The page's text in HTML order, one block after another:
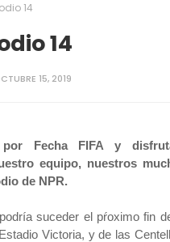
14
14
15, 2019
Fecha FIFA y
equipo, nuestros
de NPR.
suceder el pŕoximo fin
Victoria, y de las